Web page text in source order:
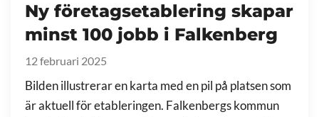
Ny företagsetablering skapar
minst 100 jobb i Falkenberg
12 februari 2025
Bilden illustrerar en karta med en pil på platsen som
är aktuell för etableringen. Falkenbergs kommun